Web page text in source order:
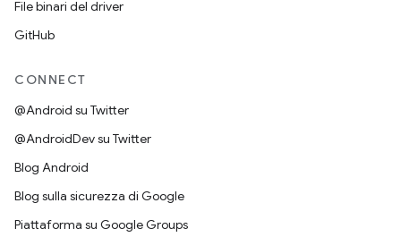
File binari del driver
GitHub
CONNECT
@Android su Twitter
@AndroidDev su Twitter
Blog Android
Blog sulla sicurezza di Google
Piattaforma su Google Groups